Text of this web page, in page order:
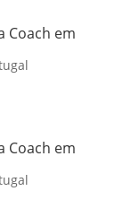
Coach em
Coach em